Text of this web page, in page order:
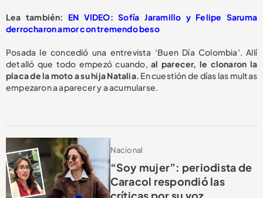
Lea también: EN VIDEO: Sofía Jaramillo y Felipe Saruma
derrocharon amor con tremendo beso
Posada le concedió una entrevista ‘Buen Día Colombia’. Allí
detalló que todo empezó cuando, al parecer, le clonaron la
placa de la moto a su hija Natalia. En cuestión de días las multas
empezaron a aparecer y a acumularse.
Nacional
“Soy mujer”: periodista de
Caracol respondió las
críticas por su voz